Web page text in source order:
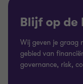
Blijf op de
Wij geven je graag
gebied van
governance, risk,